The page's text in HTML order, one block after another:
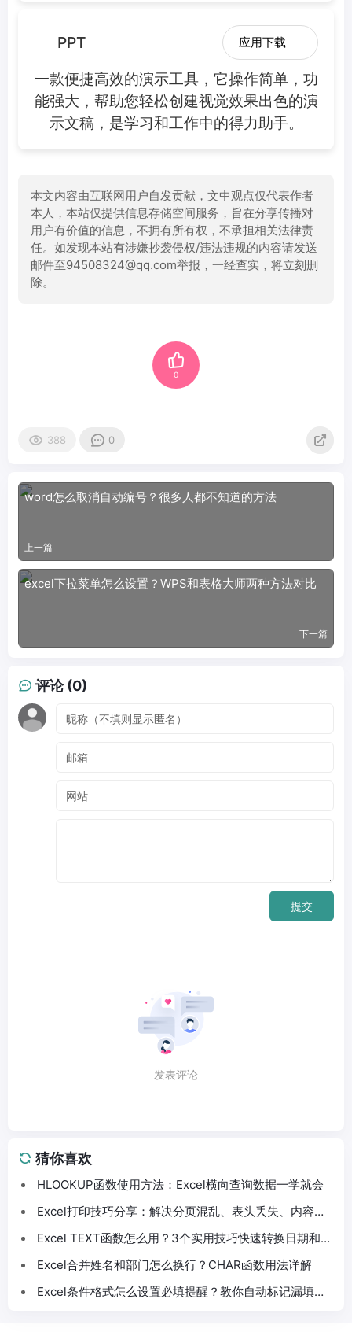
PPT 应用下载
一款便捷高效的演示工具，它操作简单，功
能强大，帮助您轻松创建视觉效果出色的演
示文稿，是学习和工作中的得力助手。
本文内容由互联网用户自发贡献，文中观点仅代表作者
本人，本站仅提供信息存储空间服务，旨在分享传播对
用户有价值的信息，不拥有所有权，不承担相关法律责
任。如发现本站有涉嫌抄袭侵权/违法违规的内容请发送
邮件至94508324@qq.com举报，一经查实，将立刻删
除。
0
388 0
word怎么取消自动编号？很多人都不知道的方法
上一篇
excel下拉菜单怎么设置？WPS和表格大师两种方法对比
下一篇
评论 (0)
提交
发表评论
猜你喜欢
HLOOKUP函数使用方法：Excel横向查询数据一学就会
Excel打印技巧分享：解决分页混乱、表头丢失、内容截
Excel TEXT函数怎么用？3个实用技巧快速转换日期和数
Excel合并姓名和部门怎么换行？CHAR函数用法详解
Excel条件格式怎么设置必填提醒？教你自动标记漏填数